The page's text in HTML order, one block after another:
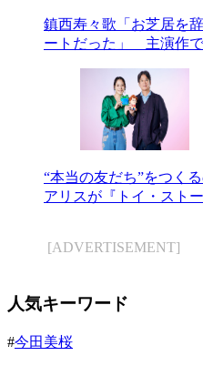
鎮西寿々歌「お芝居を
ートだった」 主演作
“本当の友だち”をつく
アリスが『トイ・スト
[ADVERTISEMENT]
人気キーワード
#今田美桜